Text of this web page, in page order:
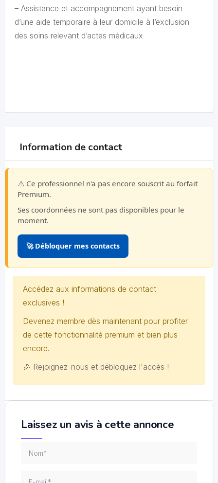
– Assistance et accompagnement ayant besoin
d’une aide temporaire à leur domicile à l’exclusion
des soins relevant d’actes médicaux
Information de contact
⚠️ Ce professionnel n'a pas encore souscrit au forfait
Premium.
Ses coordonnées ne sont pas disponibles pour le
moment.
🚀 Débloquer mes contacts
Accédez aux informations de contact
exclusives !
Devenez membre dès maintenant pour profiter
de cette fonctionnalité premium et bien plus
encore.
🎉 Rejoignez-nous et débloquez l'accès !
Laissez un avis à cette annonce